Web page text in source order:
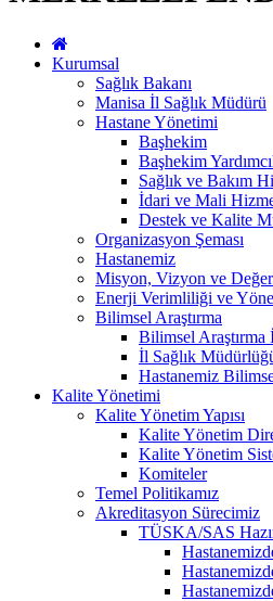
Kurumsal
Sağlık Bakanı
Manisa İl Sağlık Müdürü
Hastane Yönetimi
Başhekim
Başhekim
Sağlık ve Bakım
İdari ve Mali
Destek ve Kalite
Organizasyon Şeması
Hastanemiz
Misyon, Vizyon ve
Enerji Verimliliği ve
Bilimsel Araştırma
Bilimsel Araştırma
İl Sağlık
Hastanemiz
Kalite Yönetimi
Kalite Yönetim Yapısı
Kalite Yönetim
Kalite Yönetim
Komiteler
Temel Politikamız
Akreditasyon Sürecimiz
TÜSKA/SAS